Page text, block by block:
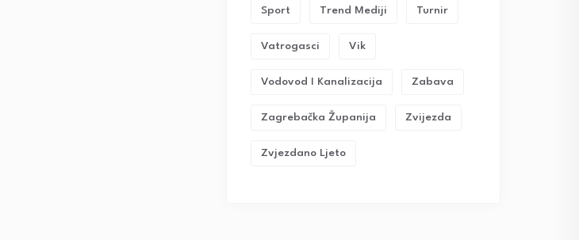
Sport Trend Mediji Turnir
Vatrogasci Vik
Vodovod I Kanalizacija Zabava
Zagrebačka Županija Zvijezda
Zvjezdano Ljeto